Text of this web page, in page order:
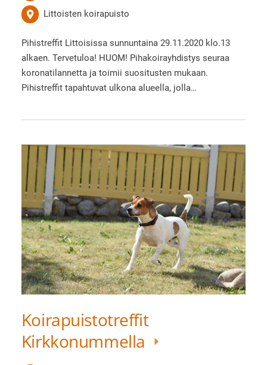
Littoisten koirapuisto
Pihistreffit Littoisissa sunnuntaina 29.11.2020 klo.13
alkaen. Tervetuloa! HUOM! Pihakoirayhdistys seuraa
koronatilannetta ja toimii suositusten mukaan.
Pihistreffit tapahtuvat ulkona alueella, jolla…
Koirapuistotreffit
Kirkkonummella